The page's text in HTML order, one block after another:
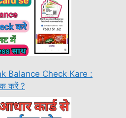
Balance Check Kare :
करें ?